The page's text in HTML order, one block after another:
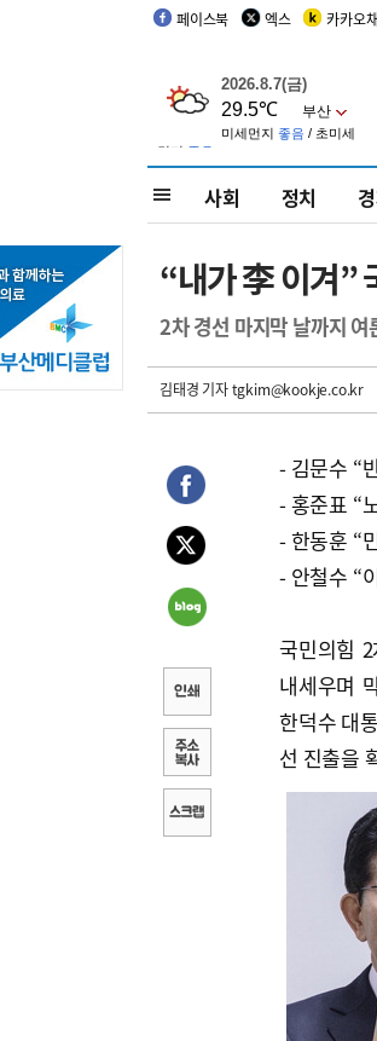
페이스북 엑스 카카오
사회 정치
“내가 李 이겨”
2차 경선 마지막 날까지 여
김태경 기자tgkim@kookje.co.kr
- 김문수 “
- 홍준표 “
- 한동훈 “
- 안철수 “
국민의힘
내세우며
한덕수 대
선 진출을